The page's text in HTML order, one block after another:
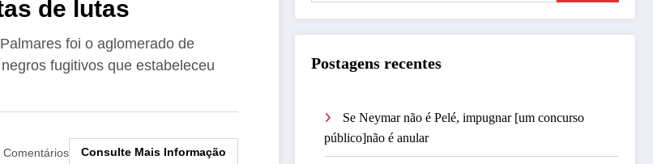
de lutas
foi o aglomerado de
fugitivos que estabeleceu
Comentários Consulte Mais Informação
Postagens recentes
Se Neymar não é Pelé, impugnar [um concurso
público]não é anular